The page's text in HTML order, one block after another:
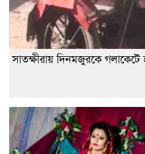
সাতক্ষীরায় দিনমজুরকে গলাকেটে